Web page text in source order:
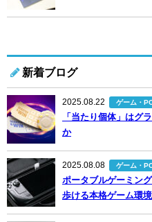
新着ブログ
2025.08.22 ゲーム・
「当たり個体」はグ
か
2025.08.08 ゲーム・
ポータブルゲーミン
歩ける本格ゲーム環境